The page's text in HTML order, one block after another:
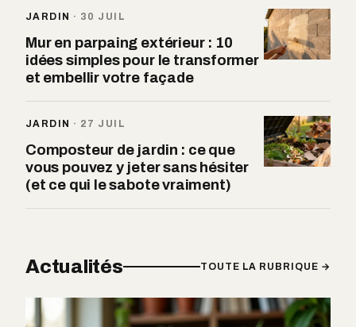
JARDIN · 30 JUIL
Mur en parpaing extérieur : 10
idées simples pour le transformer
et embellir votre façade
JARDIN · 27 JUIL
Composteur de jardin : ce que
vous pouvez y jeter sans hésiter
(et ce qui le sabote vraiment)
Actualités TOUTE LA RUBRIQUE →